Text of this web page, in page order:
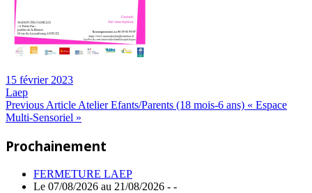
15 février 2023
Laep
Navigation
l’article
Previous ArticlePrevious
Post:
Atelier Efants/Parents (18 mois-6 ans) « Espace
Multi-Sensoriel »
Prochainement
FERMETURE LAEP
Le 07/08/2026 au 21/08/2026 - -